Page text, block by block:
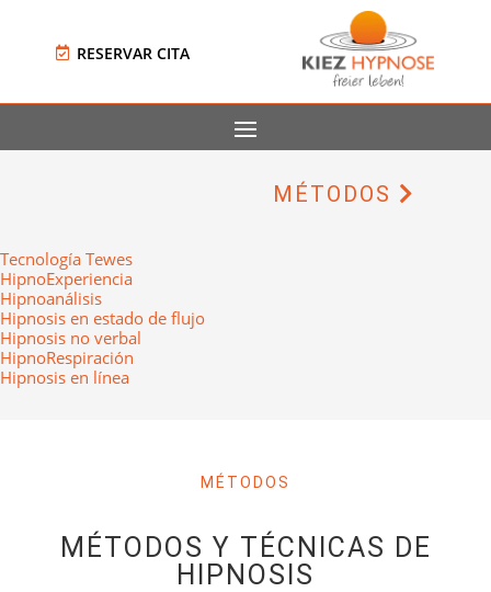
RESERVAR CITA
MÉTODOS
Tecnología Tewes
HipnoExperiencia
Hipnoanálisis
Hipnosis en estado de flujo
Hipnosis no verbal
HipnoRespiración
Hipnosis en línea
MÉTODOS
MÉTODOS Y TÉCNICAS DE
HIPNOSIS